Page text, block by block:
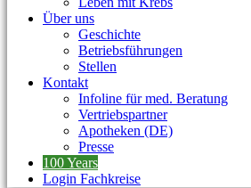
Über uns
Geschichte
Betriebsführungen
Stellen
Kontakt
Infoline für med. Beratung
Vertriebspartner
Apotheken (DE)
Presse
100 Years
Login Fachkreise